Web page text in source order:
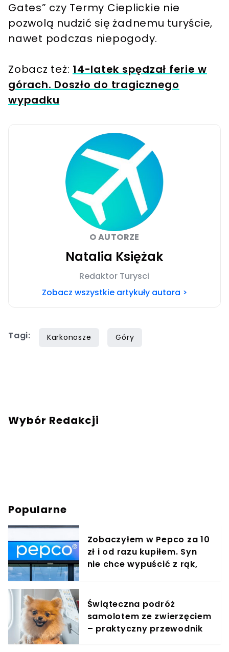
Gates” czy Termy Cieplickie nie
pozwolą nudzić się żadnemu turyście,
nawet podczas niepogody.
Zobacz też: 14-latek spędzał ferie w
górach. Doszło do tragicznego
wypadku
O AUTORZE
Natalia Księżak
Redaktor Turysci
Zobacz wszystkie artykuły autora >
Tagi: Karkonosze Góry
Wybór Redakcji
Popularne
Zobaczyłem w Pepco za 10
zł i od razu kupiłem. Syn
nie chce wypuścić z rąk,
Świąteczna podróż
samolotem ze zwierzęciem
– praktyczny przewodnik